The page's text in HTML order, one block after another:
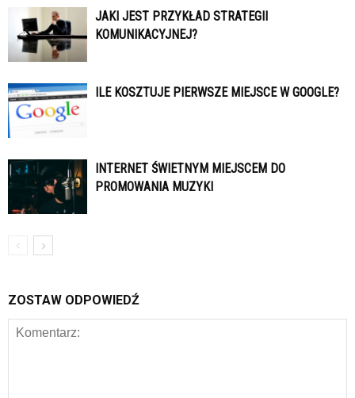
JAKI JEST PRZYKŁAD STRATEGII
KOMUNIKACYJNEJ?
ILE KOSZTUJE PIERWSZE MIEJSCE W GOOGLE?
INTERNET ŚWIETNYM MIEJSCEM DO
PROMOWANIA MUZYKI
ZOSTAW ODPOWIEDŹ